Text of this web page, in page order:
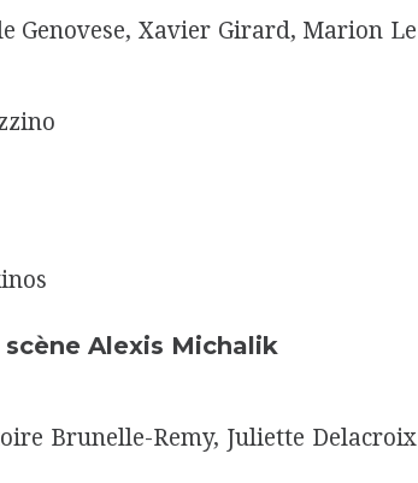
Genovese, Xavier Girard, Marion Le
Alexis Michalik
Brunelle-Remy, Juliette Delacroix